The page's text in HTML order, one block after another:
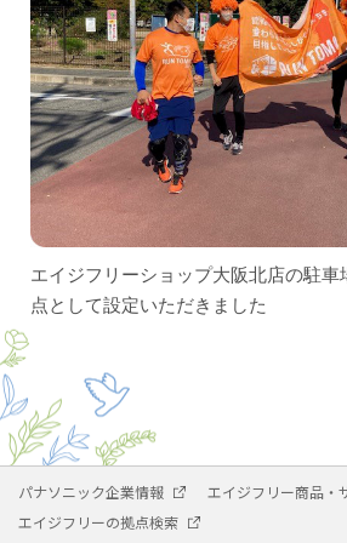
エイジフリーショップ大阪北店の駐
点として設定いただきました
パナソニック企業情報
エイジフリー商品・
エイジフリーの拠点検索